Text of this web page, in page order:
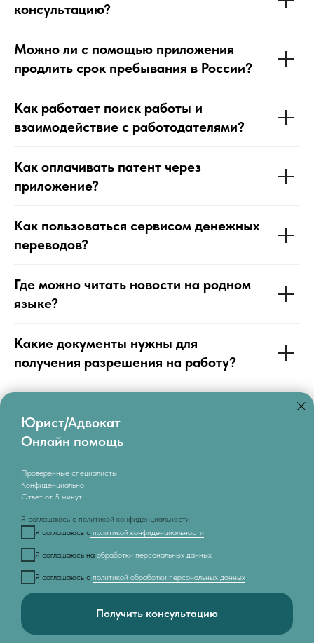
Юрист/Адвокат
Онлайн помощь
Проверенные специалисты
Конфиденциально
Ответ от 5 минут
Я соглашаюсь с политикой конфиденциальности
Я соглашаюсь с политикой конфиденциальности
Я соглашаюсь на обработки персональных данных
Я соглашаюсь с политикой обработки персональных данных
Получить консультацию
консультацию?
Можно ли с помощью приложения
продлить срок пребывания в России?
Как работает поиск работы и
взаимодействие с работодателями?
Как оплачивать патент через
приложение?
Как пользоваться сервисом денежных
переводов?
Где можно читать новости на родном
языке?
Какие документы нужны для
получения разрешения на работу?
Сайт использует файлы cookie для корректной работы и анализа
Согласие на политику обработки персональных
Политика конфиденциальности
© Обращаем внимание посетителей сайта, что вся информация
и предложения носят информационный характер и не являются
публичной офертой, определяемой ст. 435 и 437 ГК РФ